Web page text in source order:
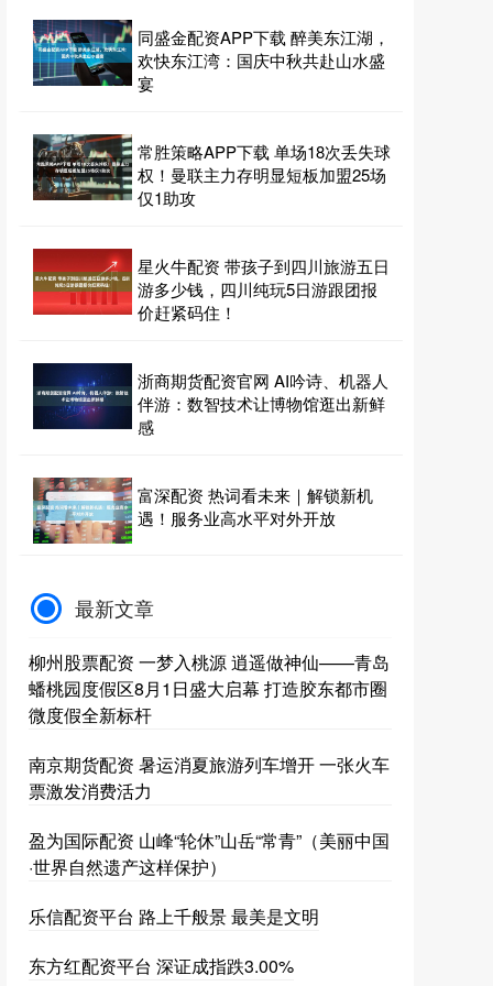
同盛金配资APP下载 醉美东江湖，
欢快东江湾：国庆中秋共赴山水盛
宴
常胜策略APP下载 单场18次丢失球
权！曼联主力存明显短板加盟25场
仅1助攻
星火牛配资 带孩子到四川旅游五日
游多少钱，四川纯玩5日游跟团报
价赶紧码住！
浙商期货配资官网 AI吟诗、机器人
伴游：数智技术让博物馆逛出新鲜
感
富深配资 热词看未来｜解锁新机
遇！服务业高水平对外开放
最新文章
柳州股票配资 一梦入桃源 逍遥做神仙——青岛
蟠桃园度假区8月1日盛大启幕 打造胶东都市圈
微度假全新标杆
南京期货配资 暑运消夏旅游列车增开 一张火车
票激发消费活力
盈为国际配资 山峰“轮休”山岳“常青”（美丽中国
·世界自然遗产这样保护）
乐信配资平台 路上千般景 最美是文明
东方红配资平台 深证成指跌3.00%